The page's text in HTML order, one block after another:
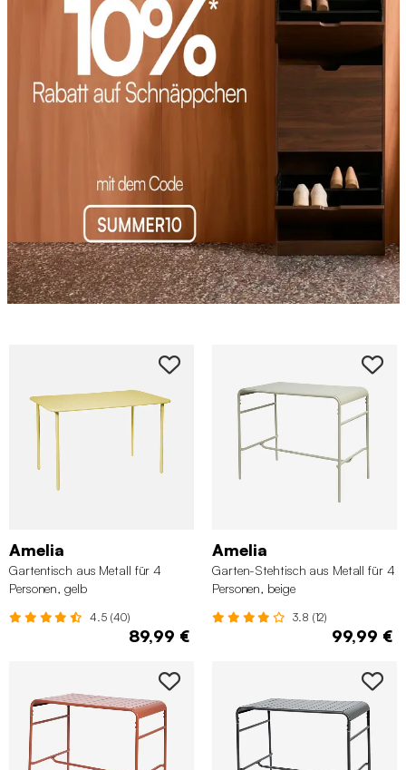
Amelia
Gartentisch aus Metall für 4
Personen, gelb
4.5 (40)
89,99 €
Amelia
Garten-Stehtisch aus Metall für 4
Personen, beige
3.8 (12)
99,99 €